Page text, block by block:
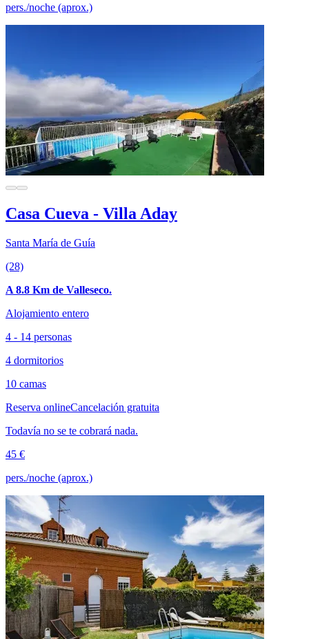
pers./noche (aprox.)
Casa Cueva - Villa Aday
Santa María de Guía
(28)
A 8.8 Km de Valleseco.
Alojamiento entero
4 - 14 personas
4 dormitorios
10 camas
Reserva onlineCancelación gratuita
Todavía no se te cobrará nada.
45 €
pers./noche (aprox.)